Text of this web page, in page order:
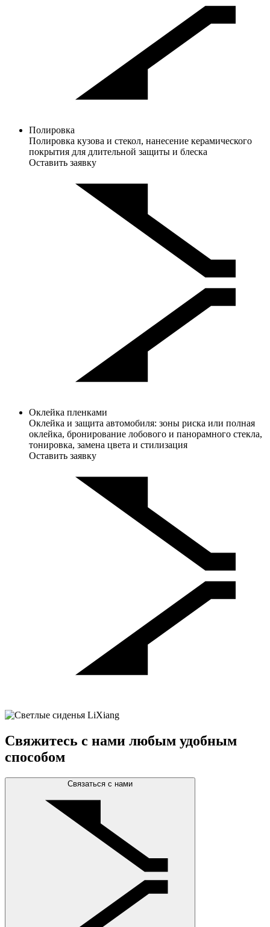
Полировка
Полировка кузова и стекол, нанесение керамического
покрытия для длительной защиты и блеска
Оставить заявку
Оклейка пленками
Оклейка и защита автомобиля: зоны риска или полная
оклейка, бронирование лобового и панорамного стекла,
тонировка, замена цвета и стилизация
Оставить заявку
Свяжитесь с нами любым удобным
способом
Связаться с нами